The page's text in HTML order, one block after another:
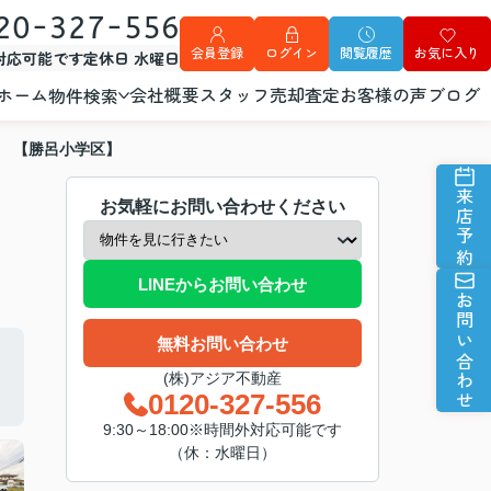
327-556
応可能です定休日 水曜日 会員登録 ログイン 閲覧履歴 お気に入り
ーム物件検索 会社概要スタッフ売却査定お客様の声ブログ
来店予約
お問い合わせ
勝呂小学区】
お気軽にお問い合わせください
LINEからお問い合わせ
無料お問い合わせ
(株)アジア不動産
0120-327-556
9:30～18:00※時間外対応可能です
（休：水曜日）